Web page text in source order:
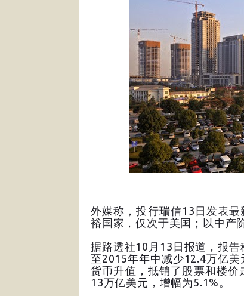
外媒称，投行瑞信13日发表
裕国家，仅次于美国；以中产
据路透社10月13日报道，报
至2015年年中减少12.4万亿
货币升值，抵销了股票和楼
13万亿美元，增幅为5.1%。